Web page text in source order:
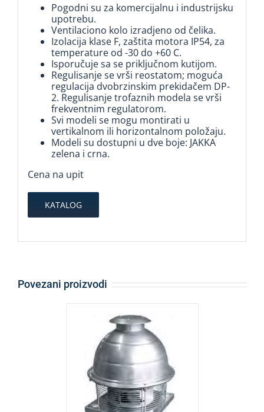
Pogodni su za komercijalnu i industrijsku
upotrebu.
Ventilaciono kolo izradjeno od čelika.
Izolacija klase F, zaštita motora IP54, za
temperature od -30 do +60 C.
Isporučuje sa se priključnom kutijom.
Regulisanje se vrši reostatom; moguća
regulacija dvobrzinskim prekidačem DP-
2. Regulisanje trofaznih modela se vrši
frekventnim regulatorom.
Svi modeli se mogu montirati u
vertikalnom ili horizontalnom položaju.
Modeli su dostupni u dve boje: JAKKA
zelena i crna.
Cena na upit
KATALOG
Povezani proizvodi